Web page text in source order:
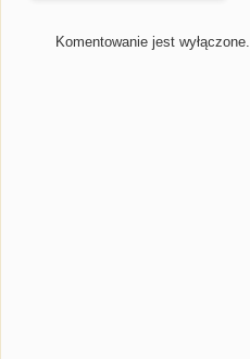
Komentowanie jest wyłączone.